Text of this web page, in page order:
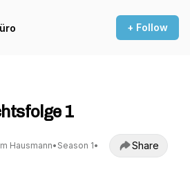
+ Follow
1
Hausmann• Season 1•
Share